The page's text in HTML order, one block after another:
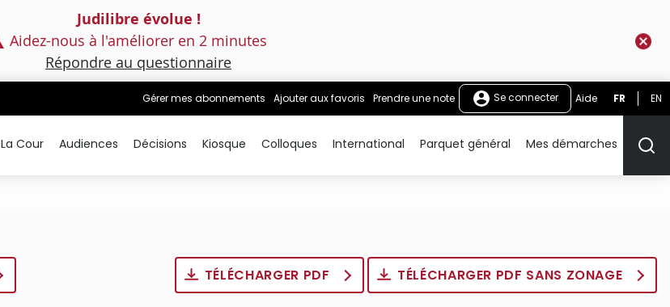
Judilibre évolue !
Aidez-nous à l'améliorer en 2 minutes
Répondre au questionnaire
Gérer mes abonnements Ajouter aux favoris Prendre une note Se connecter Aide FR EN
La Cour Audiences Décisions Kiosque Colloques International Parquet général Mes démarches
TÉLÉCHARGER PDF TÉLÉCHARGER PDF SANS ZONAGE